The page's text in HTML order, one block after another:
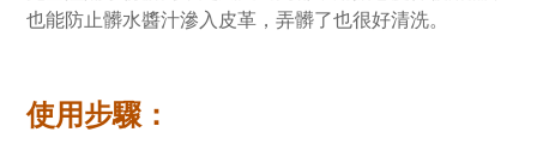
也能防止髒水醬汁滲入皮革，弄髒了也很好清洗。
使用步驟：